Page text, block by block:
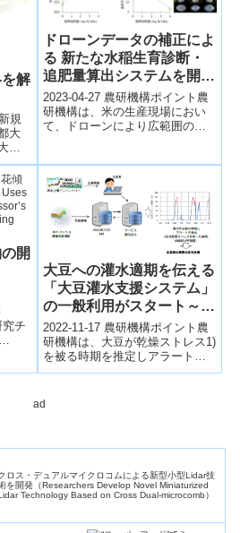
解
規
大
学
教
、
ドローンデータの補正によ
る 新たな水稲生育診断・
追肥量算出システムを開発
～簡易かつ精確な生育診断
で米の収量等の安定化に貢
献～
2023-04-27 農研機構ポイント農
研機構は、米の生産現場におい
て、ドローンにより広範囲の上
とで簡易...
開
究チ
大豆への灌水適期を伝える
「大豆灌水支援システム」
の一般利用がスタート～国
産大豆の安定多収に資する
乾燥害対策向けWebシス
テム～
2022-11-17 農研機構ポイント農
研機構は、大豆が乾燥ストレス1)
を被る時期を推定しアラートを
発出するWebシステム、「大豆
ad
ロス・デュアルマイクロコムによる新型小型Lidar技
を開発（Researchers Develop Novel Miniaturized
Technology Based on Cross Dual-microcomb）